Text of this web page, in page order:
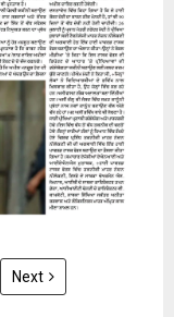
Next